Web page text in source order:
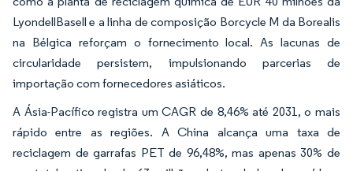
LyondellBasell e a linha de composição Borcycle M da Borealis
na Bélgica reforçam o fornecimento local. As lacunas de
circularidade persistem, impulsionando parcerias de
importação com fornecedores asiáticos.
A Ásia-Pacífico registra um CAGR de 8,46% até 2031, o mais
rápido entre as regiões. A China alcança uma taxa de
reciclagem de garrafas PET de 96,48%, mas apenas 30% de